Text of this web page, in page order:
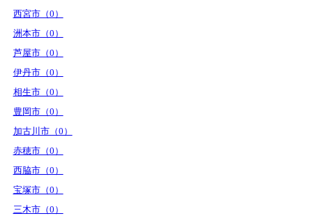
西宮市（0）
洲本市（0）
芦屋市（0）
伊丹市（0）
相生市（0）
豊岡市（0）
加古川市（0）
赤穂市（0）
西脇市（0）
宝塚市（0）
三木市（0）